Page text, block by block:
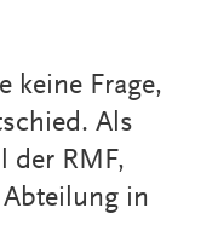
keine Frage,
Als
der RMF,
in